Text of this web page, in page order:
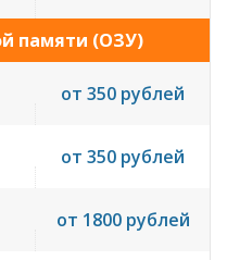
памяти (ОЗУ)
от 350 рублей
от 350 рублей
от 1800 рублей